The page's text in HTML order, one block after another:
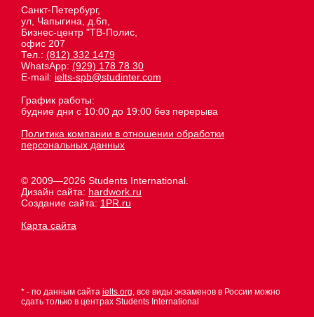
Санкт-Петербург,
ул, Чапыгина, д.6п,
Бизнес-центр "ТВ-Полис,
офис 207
Тел.: (812) 332 1479
WhatsApp: (929) 178 78 30
E-mail: ielts-spb@studinter.com
График работы:
будние дни с 10:00 до 19:00 без перерыва
Политика компании в отношении обработки
персональных данных
© 2009—2026 Students International.
Дизайн сайта: hardwork.ru
Создание сайта: 1PR.ru
Карта сайта
* - по данным сайта ielts.org, все виды экзаменов в России можно
сдать только в центрах Students International